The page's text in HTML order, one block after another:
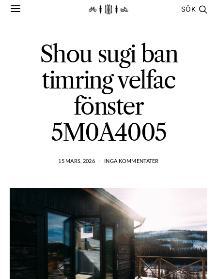
SÖK
Shou sugi ban
timring velfac
fönster
5M0A4005
15 MARS, 2026 INGA KOMMENTATER